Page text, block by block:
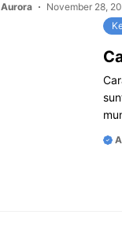
Aurora
November 28,